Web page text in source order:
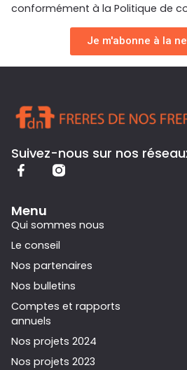
conformément à la Politique de
Je m'abonne à la
Suivez-nous sur nos
Menu
Qui sommes nous
Le conseil
Nos partenaires
Nos bulletins
Comptes et rapports
annuels
Nos projets 2024
Nos projets 2023